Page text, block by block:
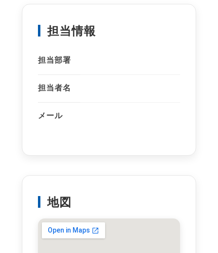
担当情報
担当部署
担当者名
メール
地図